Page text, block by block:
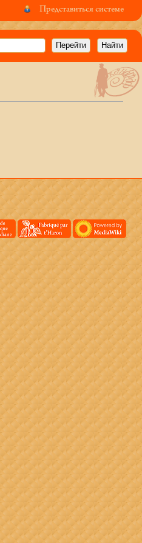
Представиться системе